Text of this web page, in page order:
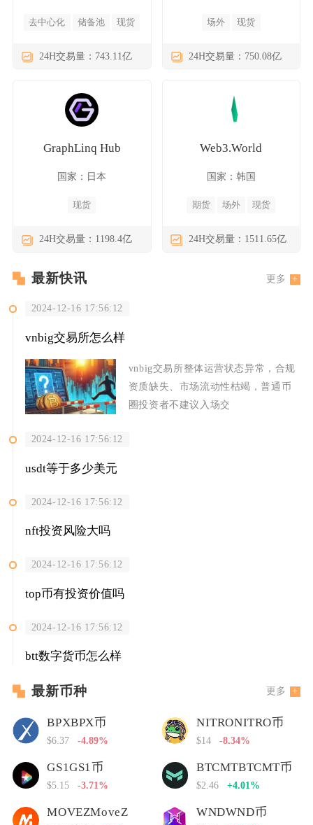
去中心化 储备池 现货
24H交易量：743.11亿
场外 现货
24H交易量：750.08亿
GraphLinq Hub
国家：日本
现货
24H交易量：1198.4亿
Web3.World
国家：韩国
期货 场外 现货
24H交易量：1511.65亿
最新快讯 更多
2024-12-16 17:56:12
vnbig交易所怎么样
vnbig交易所整体运营状态异常，合规
资质缺失、市场流动性枯竭，普通币
圈投资者不建议入场交
2024-12-16 17:56:12
usdt等于多少美元
2024-12-16 17:56:12
nft投资风险大吗
2024-12-16 17:56:12
top币有投资价值吗
2024-12-16 17:56:12
btt数字货币怎么样
最新币种 更多
BPXBPX币
$6.37 -4.89%
NITRONITRO币
$14 -8.34%
GS1GS1币
$5.15 -3.71%
BTCMTBTCMT币
$2.46 +4.01%
MOVEZMoveZ WNDWND币